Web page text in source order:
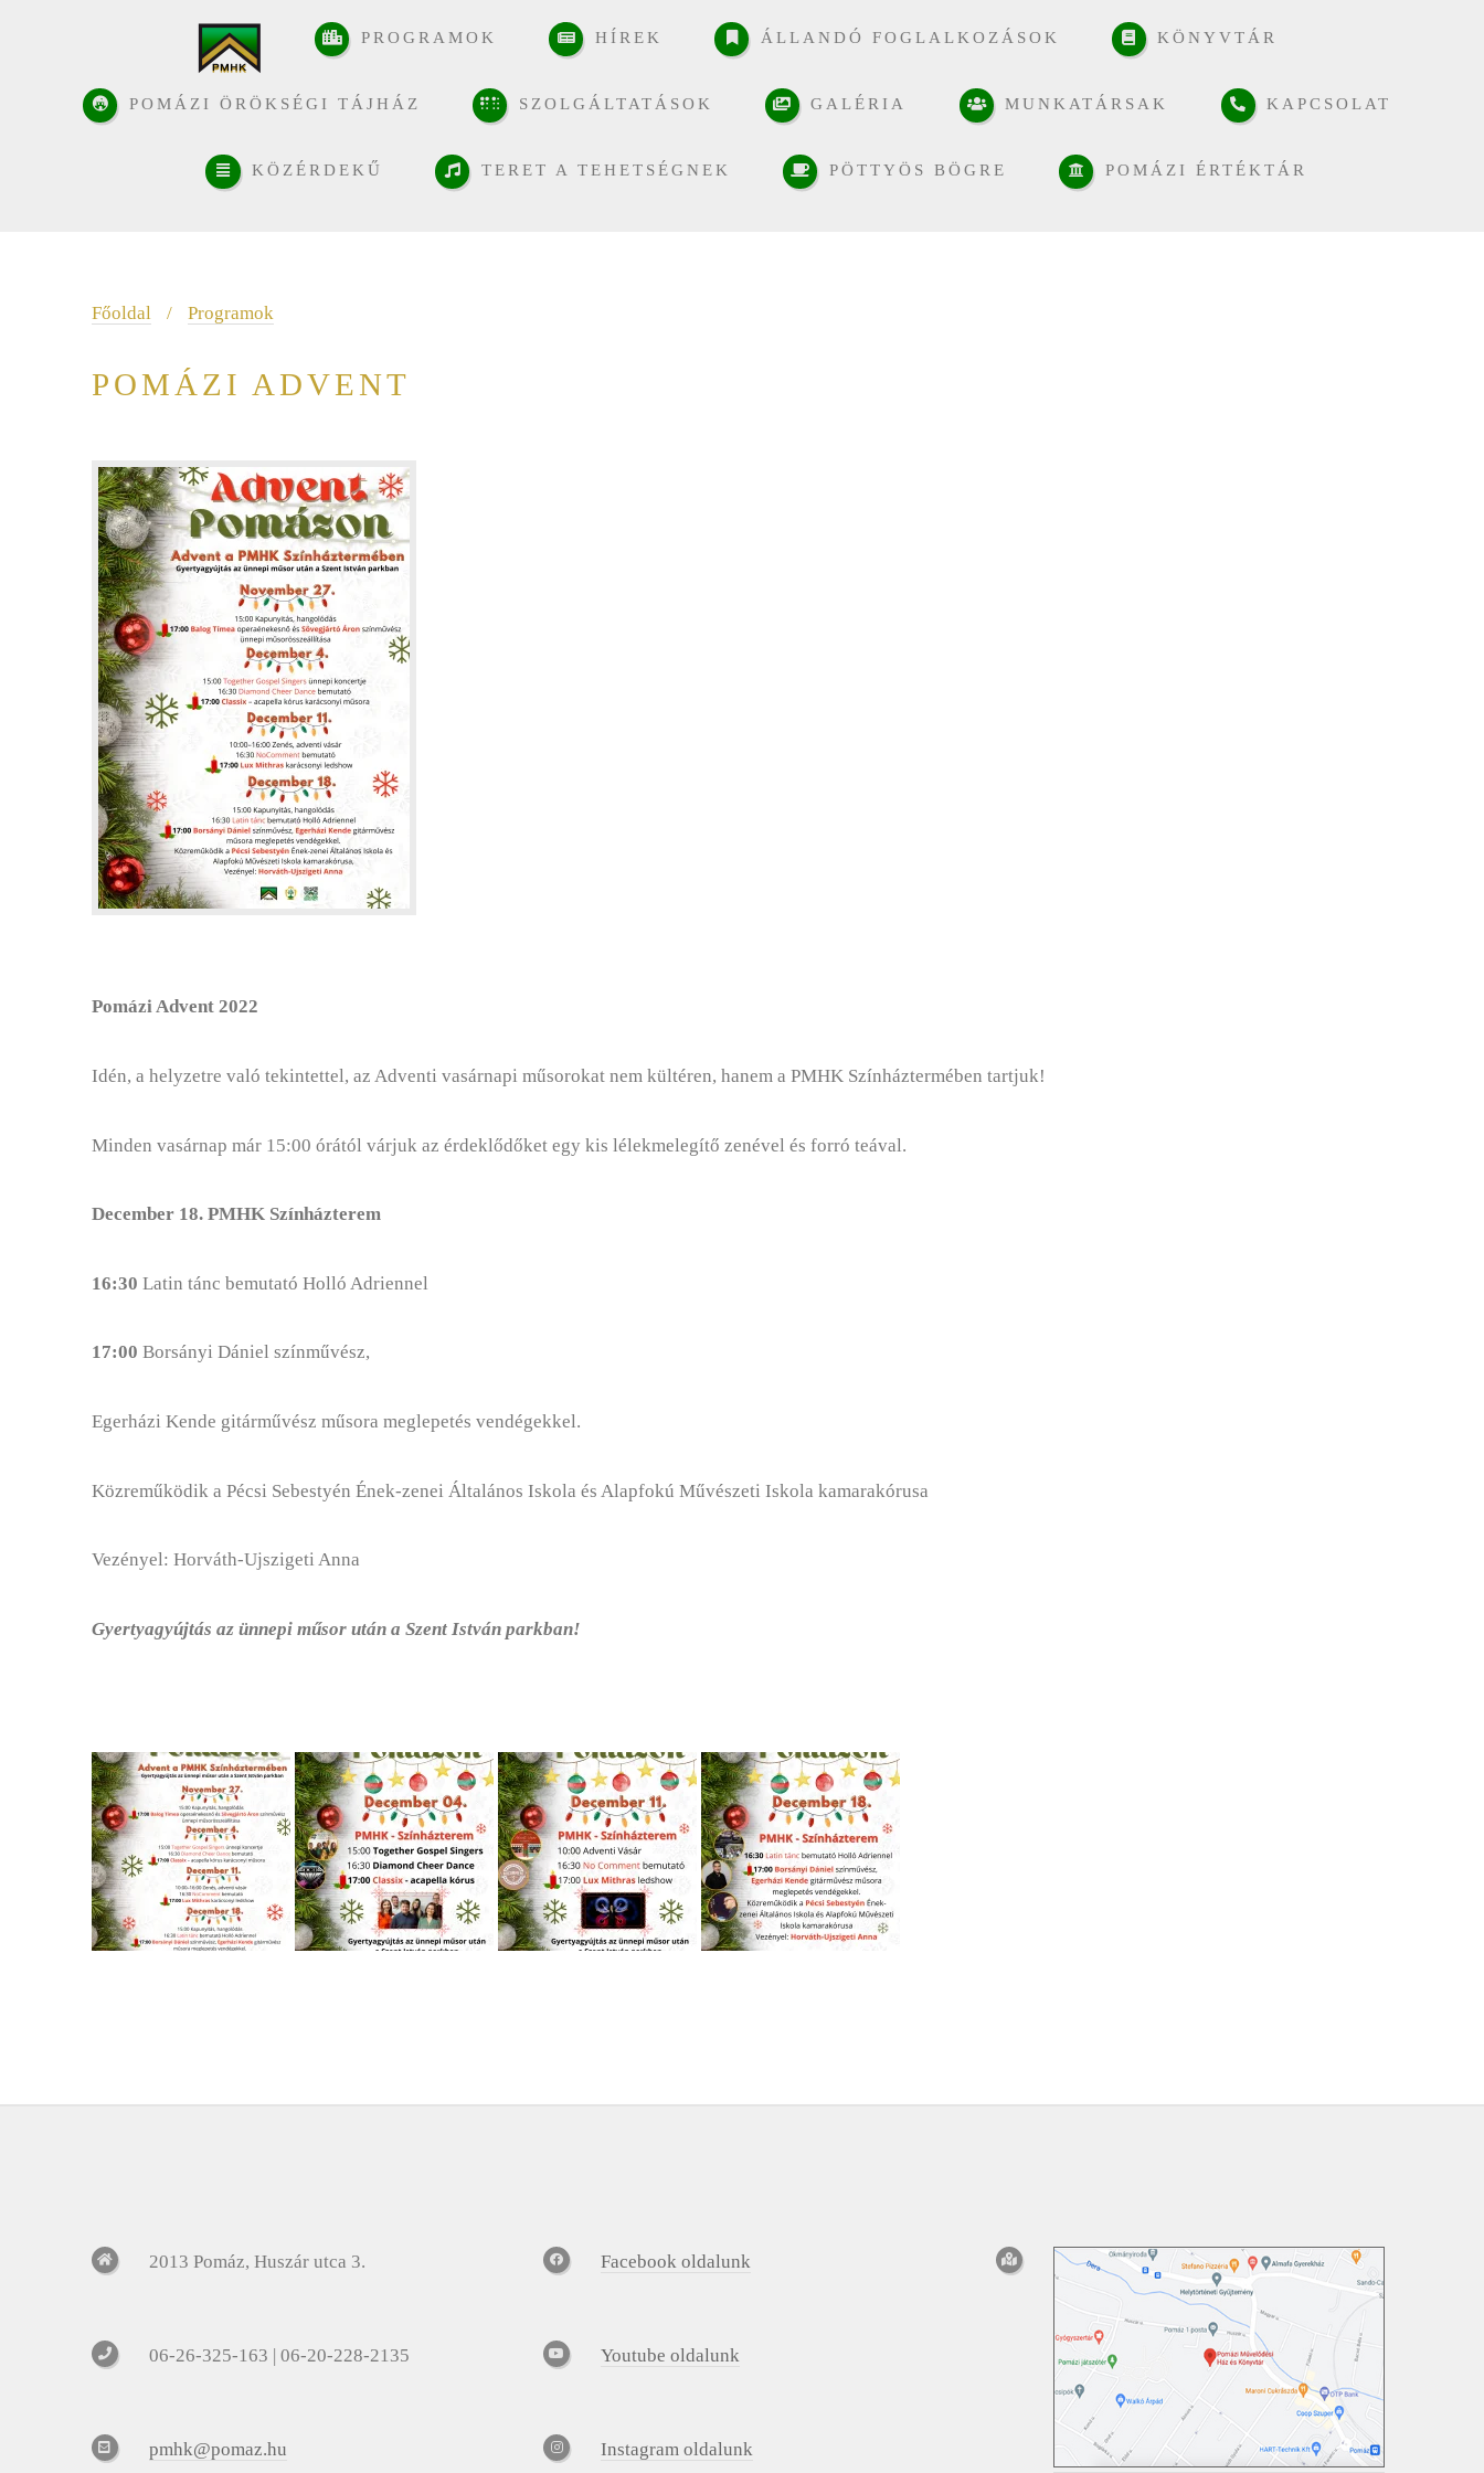
PROGRAMOK HÍREK ÁLLANDÓ FOGLALKOZÁSOK KÖNYVTÁR
POMÁZI ÖRÖKSÉGI TÁJHÁZ SZOLGÁLTATÁSOK GALÉRIA MUNKATÁRSAK KAPCSOLAT
KÖZÉRDEKŰ TERET A TEHETSÉGNEK PÖTTYÖS BÖGRE POMÁZI ÉRTÉKTÁR
Főoldal / Programok
POMÁZI ADVENT
Pomázi Advent 2022
Idén, a helyzetre való tekintettel, az Adventi vasárnapi műsorokat nem kültéren, hanem a PMHK Színháztermében tartjuk!
Minden vasárnap már 15:00 órától várjuk az érdeklődőket egy kis lélekmelegítő zenével és forró teával.
December 18. PMHK Színházterem
16:30 Latin tánc bemutató Holló Adriennel
17:00 Borsányi Dániel színművész,
Egerházi Kende gitárművész műsora meglepetés vendégekkel.
Közreműködik a Pécsi Sebestyén Ének-zenei Általános Iskola és Alapfokú Művészeti Iskola kamarakórusa
Vezényel: Horváth-Ujszigeti Anna
Gyertyagyújtás az ünnepi műsor után a Szent István parkban!
2013 Pomáz, Huszár utca 3.
06-26-325-163 | 06-20-228-2135
pmhk@pomaz.hu
Facebook oldalunk
Youtube oldalunk
Instagram oldalunk